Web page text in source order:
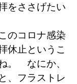
をささげたい
のコロナ感染
休止というこ
。 なにか、
、フラストレ